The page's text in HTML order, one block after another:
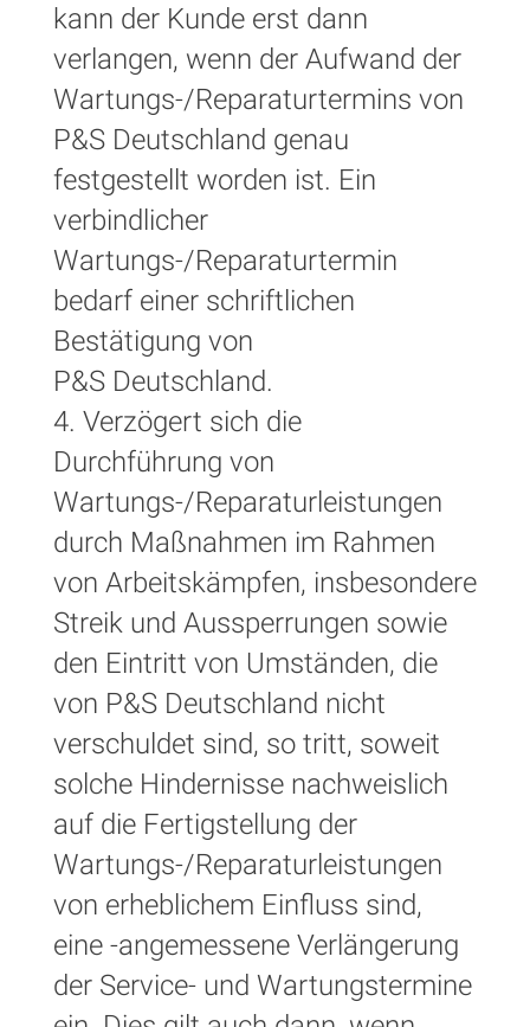
kann der Kunde erst dann
verlangen, wenn der Aufwand der
Wartungs-/Reparaturtermins von
P&S Deutschland genau
festgestellt worden ist. Ein
verbindlicher
Wartungs-/Reparaturtermin
bedarf einer schriftlichen
Bestätigung von
P&S Deutschland.
4. Verzögert sich die
Durchführung von
Wartungs-/Reparaturleistungen
durch Maßnahmen im Rahmen
von Arbeitskämpfen, insbesondere
Streik und Aussperrungen sowie
den Eintritt von Umständen, die
von P&S Deutschland nicht
verschuldet sind, so tritt, soweit
solche Hindernisse nachweislich
auf die Fertigstellung der
Wartungs-/Reparaturleistungen
von erheblichem Einfluss sind,
eine -angemessene Verlängerung
der Service- und Wartungstermine